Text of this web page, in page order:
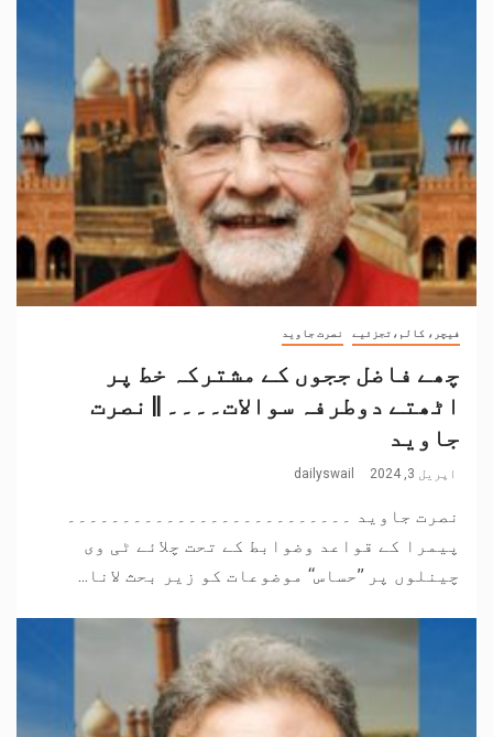
فیچر، کالم،تجزئیے نصرت جاوید
چھے فاضل ججوں کے مشترکہ خط پر
اٹھتے دوطرفہ سوالات۔۔۔۔ || نصرت
جاوید
اپریل 3, 2024 dailyswail
نصرت جاوید ۔۔۔۔۔۔۔۔۔۔۔۔۔۔۔۔۔۔۔۔۔۔۔۔۔۔
پیمرا کے قواعد وضوابط کے تحت چلائے ٹی وی
چینلوں پر ’’حساس‘‘ موضوعات کو زیر بحث لانا...